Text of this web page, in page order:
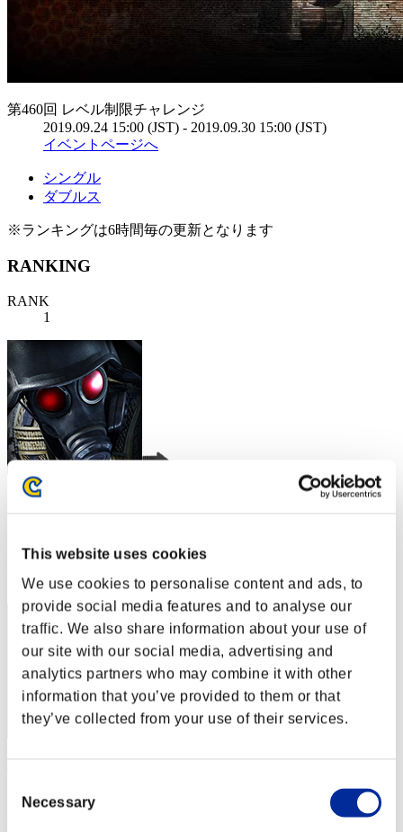
This website uses cookies
We use cookies to personalise content and ads, to
provide social media features and to analyse our
traffic. We also share information about your use of
our site with our social media, advertising and
analytics partners who may combine it with other
information that you’ve provided to them or that
they’ve collected from your use of their services.
Selection
Necessary
第460回 レベル制限チャレンジ
2019.09.24 15:00 (JST) - 2019.09.30 15:00 (JST)
イベントページへ
シングル
ダブルス
※ランキングは6時間毎の更新となります
RANKING
RANK
1
AZ
RANK
2
JaceTheMindSculptor
スコア:Lv:1/03'44"53